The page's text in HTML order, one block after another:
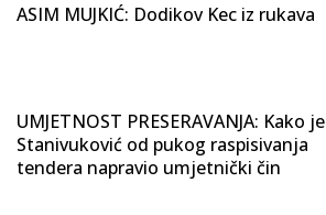
ASIM MUJKIĆ: Dodikov Kec iz rukava
UMJETNOST PRESERAVANJA: Kako je
Stanivuković od pukog raspisivanja
tendera napravio umjetnički čin